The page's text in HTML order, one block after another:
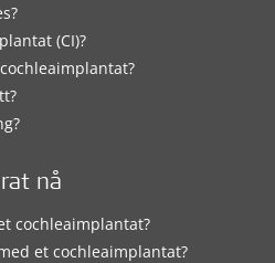
(CI)?
nå
cochleaimplantat?
et cochleaimplantat?